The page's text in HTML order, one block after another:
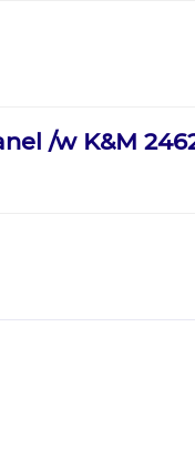
/w K&M